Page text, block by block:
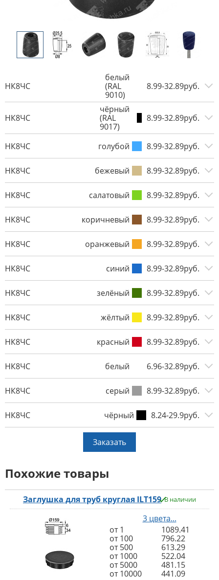
НК8ЧС
белый
(RAL
9010)
8.99-32.89руб.
НК8ЧС
чёрный
(RAL
9017)
8.99-32.89руб.
НК8ЧС голубой 8.99-32.89руб.
НК8ЧС бежевый 8.99-32.89руб.
НК8ЧС салатовый 8.99-32.89руб.
НК8ЧС коричневый 8.99-32.89руб.
НК8ЧС оранжевый 8.99-32.89руб.
НК8ЧС синий 8.99-32.89руб.
НК8ЧС зелёный 8.99-32.89руб.
НК8ЧС жёлтый 8.99-32.89руб.
НК8ЧС красный 8.99-32.89руб.
НК8ЧС белый 6.96-32.89руб.
НК8ЧС серый 8.99-32.89руб.
НК8ЧС чёрный 8.24-29.9руб.
Заказать
Похожие товары
Заглушка для труб круглая ILT159 В наличии
3 цвета...
от 1
1089.41
от 100
796.22
от 500
613.29
от 1000
522.04
от 5000
481.15
от 10000
441.09